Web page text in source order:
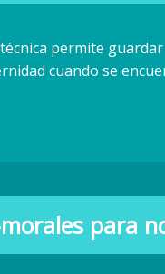
permite
cuando se
para